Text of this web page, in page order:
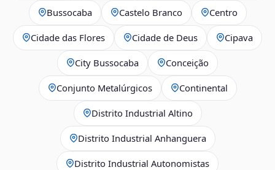
Bussocaba Castelo Branco Centro
Cidade das Flores Cidade de Deus Cipava
City Bussocaba Conceição
Conjunto Metalúrgicos Continental
Distrito Industrial Altino
Distrito Industrial Anhanguera
Distrito Industrial Autonomistas